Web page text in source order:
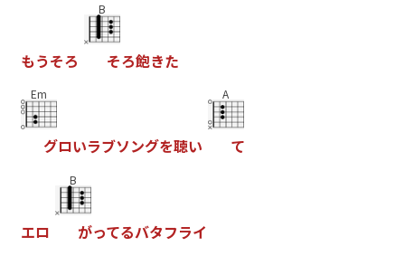
もうそろ
B
そろ飽きた
Em
グロいラブソングを聴い
A
て
エロ
B
がってるバタフライ